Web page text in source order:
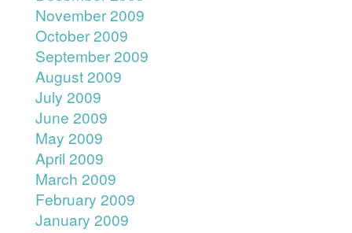
November 2009
October 2009
September 2009
August 2009
July 2009
June 2009
May 2009
April 2009
March 2009
February 2009
January 2009